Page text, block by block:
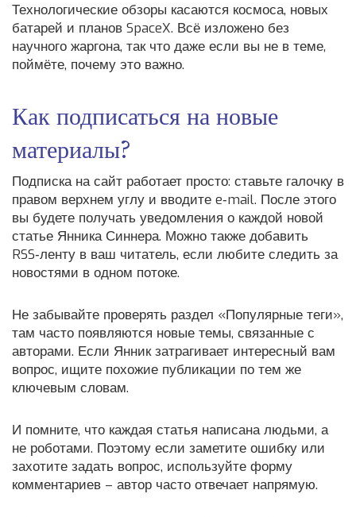
Технологические обзоры касаются космоса, новых
батарей и планов SpaceX. Всё изложено без
научного жаргона, так что даже если вы не в теме,
поймёте, почему это важно.
Как подписаться на новые
материалы?
Подписка на сайт работает просто: ставьте галочку в
правом верхнем углу и вводите e‑mail. После этого
вы будете получать уведомления о каждой новой
статье Янника Синнера. Можно также добавить
RSS‑ленту в ваш читатель, если любите следить за
новостями в одном потоке.
Не забывайте проверять раздел «Популярные теги»,
там часто появляются новые темы, связанные с
авторами. Если Янник затрагивает интересный вам
вопрос, ищите похожие публикации по тем же
ключевым словам.
И помните, что каждая статья написана людьми, а
не роботами. Поэтому если заметите ошибку или
захотите задать вопрос, используйте форму
комментариев – автор часто отвечает напрямую.